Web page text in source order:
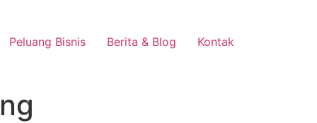
Peluang Bisnis Berita & Blog Kontak